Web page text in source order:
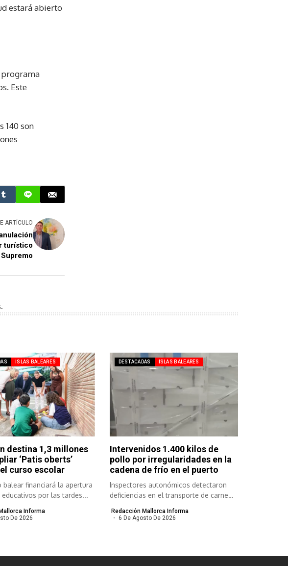
estará abierto
programa
Este
140 son
ARTÍCULO
turístico
ISLAS BALEARES
destina 1,3 millones
‘Patis oberts’
curso escolar
balear financiará la apertura
educativos por las tardes...
Informa
De 2026
DESTACADAS ISLAS BALEARES
Intervenidos 1.400 kilos de
pollo por irregularidades en la
cadena de frío en el puerto
Inspectores autonómicos detectaron
deficiencias en el transporte de carne
Redacción Mallorca Informa
6 De Agosto De 2026